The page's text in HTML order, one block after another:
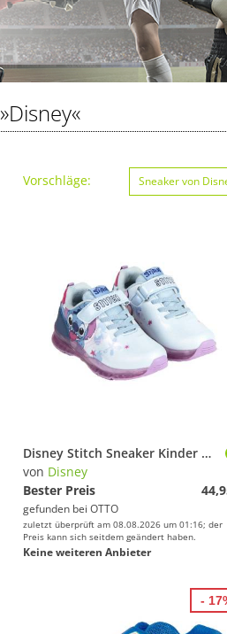
»Disney«
Vorschläge: Sneaker von
Disney Stitch Sneaker Kinder mit LED Lichteffekt Freizeitschuhe Mädchen Sneaker
von Disney
Bester Preis
gefunden bei OTTO
zuletzt überprüft am 08.08.2026 um 01:16; der
Preis kann sich seitdem geändert haben.
Keine weiteren Anbieter
-